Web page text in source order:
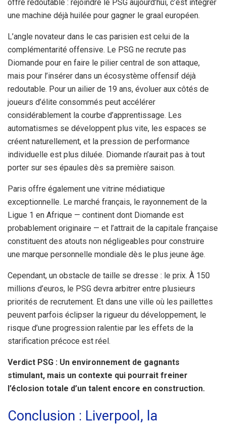
offre redoutable : rejoindre le PSG aujourd’hui, c’est intégrer
une machine déjà huilée pour gagner le graal européen.
L’angle novateur dans le cas parisien est celui de la
complémentarité offensive. Le PSG ne recrute pas
Diomande pour en faire le pilier central de son attaque,
mais pour l’insérer dans un écosystème offensif déjà
redoutable. Pour un ailier de 19 ans, évoluer aux côtés de
joueurs d’élite consommés peut accélérer
considérablement la courbe d’apprentissage. Les
automatismes se développent plus vite, les espaces se
créent naturellement, et la pression de performance
individuelle est plus diluée. Diomande n’aurait pas à tout
porter sur ses épaules dès sa première saison.
Paris offre également une vitrine médiatique
exceptionnelle. Le marché français, le rayonnement de la
Ligue 1 en Afrique — continent dont Diomande est
probablement originaire — et l’attrait de la capitale française
constituent des atouts non négligeables pour construire
une marque personnelle mondiale dès le plus jeune âge.
Cependant, un obstacle de taille se dresse : le prix. À 150
millions d’euros, le PSG devra arbitrer entre plusieurs
priorités de recrutement. Et dans une ville où les paillettes
peuvent parfois éclipser la rigueur du développement, le
risque d’une progression ralentie par les effets de la
starification précoce est réel.
Verdict PSG : Un environnement de gagnants
stimulant, mais un contexte qui pourrait freiner
l’éclosion totale d’un talent encore en construction.
Conclusion : Liverpool, la